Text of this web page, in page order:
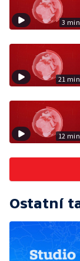
3 min
21 min
12 min
Ostatní